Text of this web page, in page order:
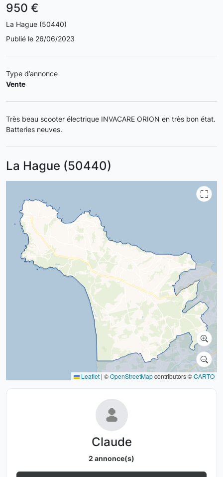
950 €
La Hague (50440)
Publié le 26/06/2023
Type d’annonce
Vente
Très beau scooter électrique INVACARE ORION en très bon état.
Batteries neuves.
La Hague (50440)
Leaflet | ©OpenStreetMapcontributors ©CARTO
Claude
2 annonce(s)